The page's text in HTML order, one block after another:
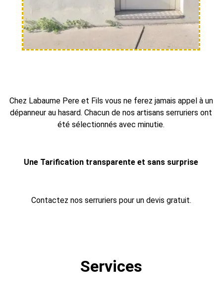
Chez Labaume Pere et Fils vous ne ferez jamais appel à un
dépanneur au hasard. Chacun de nos artisans serruriers ont
été sélectionnés avec minutie.
Une Tarification transparente et sans surprise
Contactez nos serruriers pour un devis gratuit.
Services